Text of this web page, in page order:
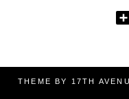
THEME BY 17TH